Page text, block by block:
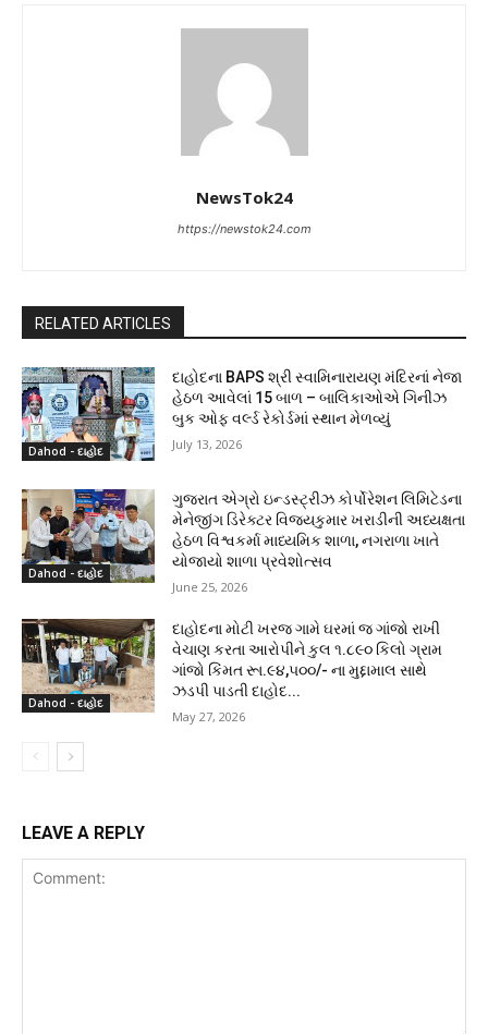
NewsTok24
https://newstok24.com
RELATED ARTICLES
Dahod - દાહોદ
દાહોદના BAPS શ્રી સ્વામિનારાયણ મંદિરનાં નેજા
હેઠળ આવેલાં 15 બાળ – બાલિકાઓએ ગિનીઝ
બુક ઓફ વર્લ્ડ રેકોર્ડમાં સ્થાન મેળવ્યું
July 13, 2026
Dahod - દાહોદ
ગુજરાત એગ્રો ઇન્ડસ્ટ્રીઝ કોર્પોરેશન લિમિટેડના
મેનેજીંગ ડિરેક્ટર વિજયકુમાર ખરાડીની અધ્યક્ષતા
હેઠળ વિશ્વકર્મા માધ્યમિક શાળા, નગરાળા ખાતે
યોજાયો શાળા પ્રવેશોત્સવ
June 25, 2026
Dahod - દાહોદ
દાહોદના મોટી ખરજ ગામે ઘરમાં જ ગાંજો રાખી
વેચાણ કરતા આરોપીને કુલ ૧.૮૯૦ કિલો ગ્રામ
ગાંજો કિંમત રૂા.૯૪,૫૦૦/- ના મુદ્દામાલ સાથે
ઝડપી પાડતી દાહોદ...
May 27, 2026
LEAVE A REPLY